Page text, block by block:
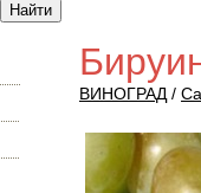
ВИНОГРАД /